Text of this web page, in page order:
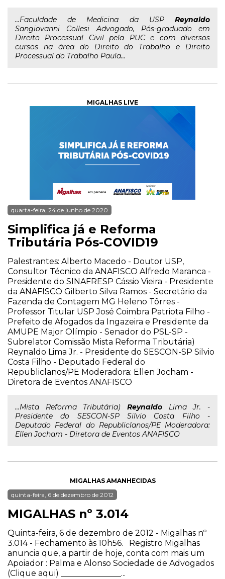
...Faculdade de Medicina da USP Reynaldo
Sangiovanni Collesi Advogado, Pós-graduado em
Direito Processual Civil pela PUC e com diversos
cursos na área do Direito do Trabalho e Direito
Processual do Trabalho Paula...
MIGALHAS LIVE
quarta-feira, 24 de junho de 2020
Simplifica já e Reforma
Tributária Pós-COVID19
Palestrantes: Alberto Macedo - Doutor USP,
Consultor Técnico da ANAFISCO Alfredo Maranca -
Presidente do SINAFRESP Cássio Vieira - Presidente
da ANAFISCO Gilberto Silva Ramos - Secretário da
Fazenda de Contagem MG Heleno Tôrres -
Professor Titular USP José Coimbra Patriota Filho -
Prefeito de Afogados da Ingazeira e Presidente da
AMUPE Major Olímpio - Senador do PSL-SP -
Subrelator Comissão Mista Reforma Tributária)
Reynaldo Lima Jr. - Presidente do SESCON-SP Silvio
Costa Filho - Deputado Federal do
Republiclanos/PE Moderadora: Ellen Jocham -
Diretora de Eventos ANAFISCO
...Mista Reforma Tributária) Reynaldo Lima Jr. -
Presidente do SESCON-SP Silvio Costa Filho -
Deputado Federal do Republiclanos/PE Moderadora:
Ellen Jocham - Diretora de Eventos ANAFISCO
MIGALHAS AMANHECIDAS
quinta-feira, 6 de dezembro de 2012
MIGALHAS nº 3.014
Quinta-feira, 6 de dezembro de 2012 - Migalhas nº
3.014 - Fechamento às 10h56. Registro Migalhas
anuncia que, a partir de hoje, conta com mais um
Apoiador : Palma e Alonso Sociedade de Advogados
(Clique aqui) _______________...